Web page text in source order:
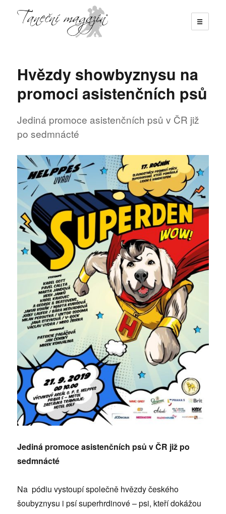
☰
Hvězdy showbyznysu na
promoci asistenčních psů
Jediná promoce asistenčních psů v ČR již
po sedmnácté
Jediná promoce asistenčních psů v ČR již po
sedmnácté
Na pódiu vystoupí společně hvězdy českého
šoubyznysu i psí superhrdinové – psi, kteří dokážou